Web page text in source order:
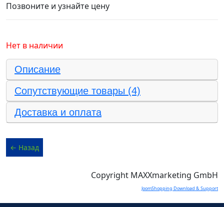
Позвоните и узнайте цену
Нет в наличии
Описание
Сопутствующие товары (4)
Доставка и оплата
Copyright MAXXmarketing GmbH
JoomShopping Download & Support